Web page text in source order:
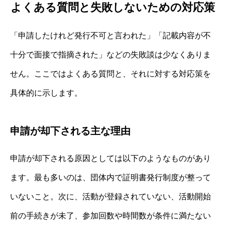
よくある質問と失敗しないための対応策
「申請したけれど発行不可と言われた」「記載内容が不
十分で面接で指摘された」などの失敗談は少なくありま
せん。ここではよくある質問と、それに対する対応策を
具体的に示します。
申請が却下される主な理由
申請が却下される原因としては以下のようなものがあり
ます。最も多いのは、団体内で証明書発行制度が整って
いないこと。次に、活動が登録されていない、活動開始
前の手続きが未了、参加回数や時間数が条件に満たない